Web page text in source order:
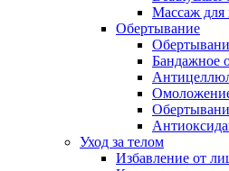
Массаж для
Обертывание
Бандажное
Уход за телом
Избавление от